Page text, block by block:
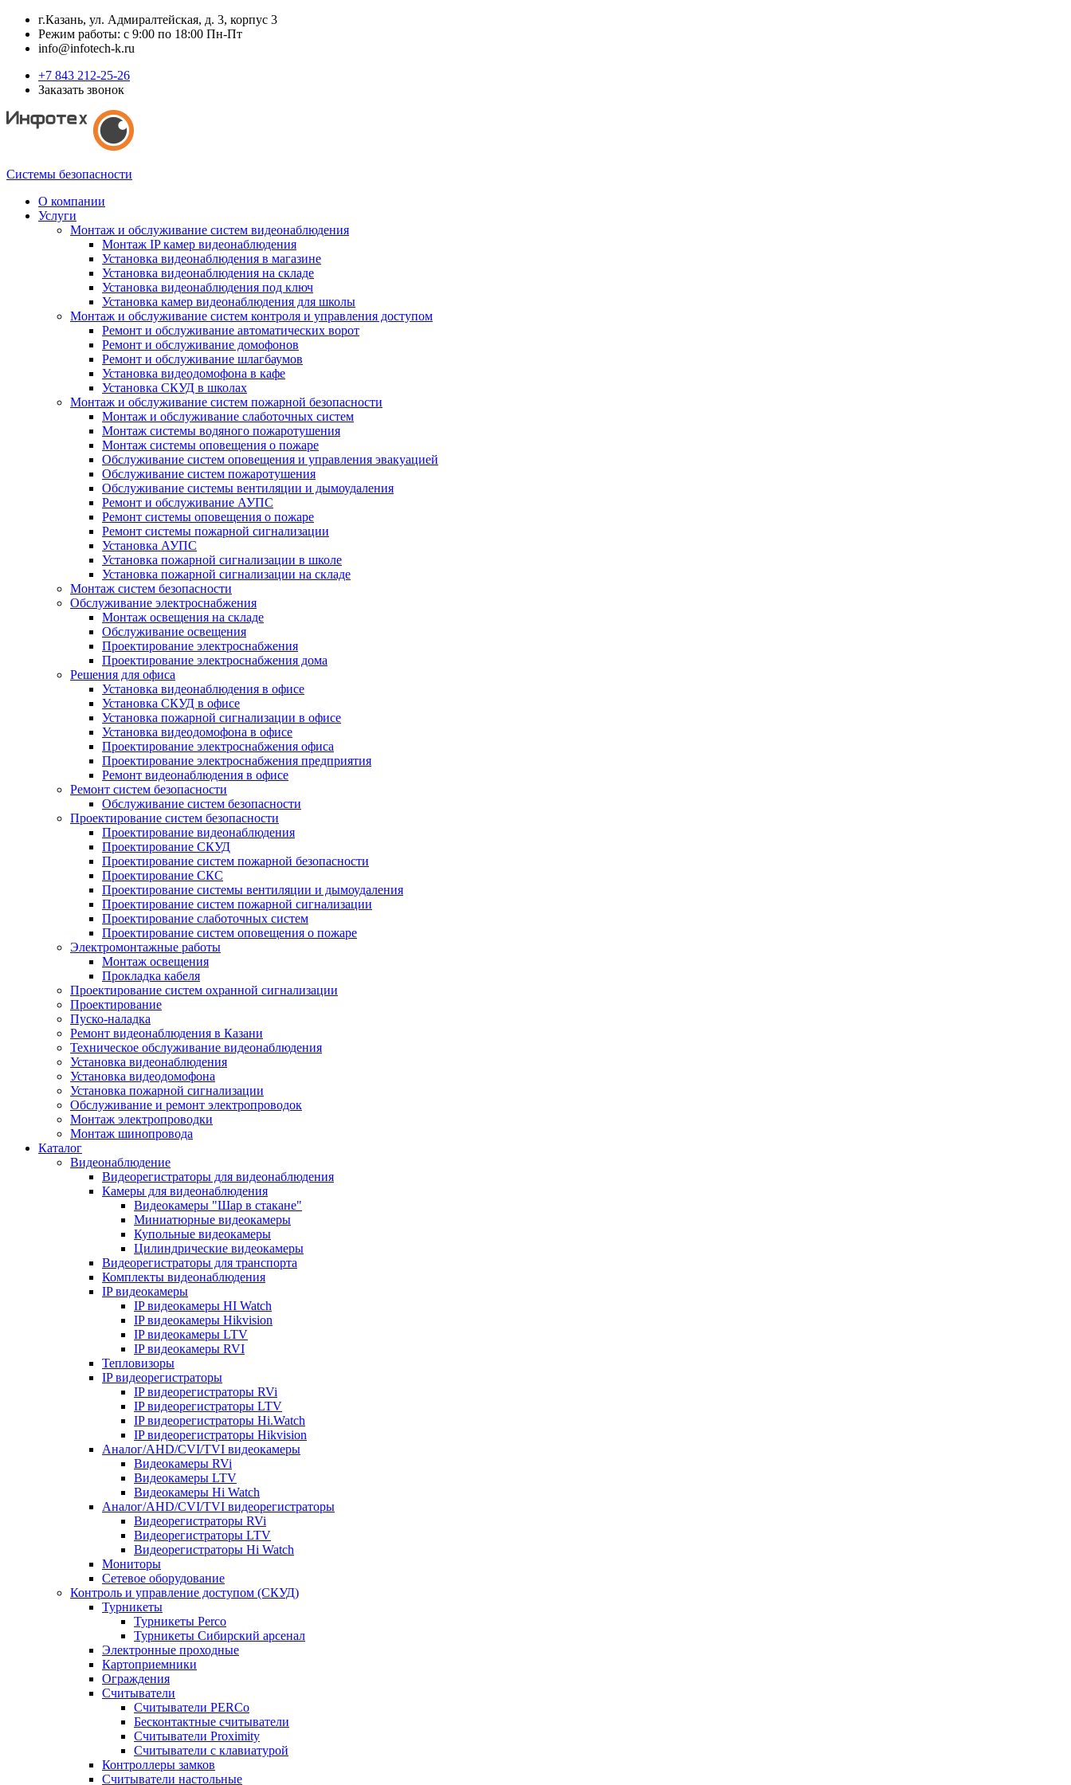
г.Казань, ул. Адмиралтейская, д. 3, корпус 3
Режим работы: с 9:00 по 18:00 Пн-Пт
info@infotech-k.ru
+7 843 212-25-26
Заказать звонок
Системы безопасности
О компании
Услуги
Монтаж и обслуживание систем видеонаблюдения
Монтаж IP камер видеонаблюдения
Установка видеонаблюдения в магазине
Установка видеонаблюдения на складе
Установка видеонаблюдения под ключ
Установка камер видеонаблюдения для школы
Монтаж и обслуживание систем контроля и управления доступом
Ремонт и обслуживание автоматических ворот
Ремонт и обслуживание домофонов
Ремонт и обслуживание шлагбаумов
Установка видеодомофона в кафе
Установка СКУД в школах
Монтаж и обслуживание систем пожарной безопасности
Монтаж и обслуживание слаботочных систем
Монтаж системы водяного пожаротушения
Монтаж системы оповещения о пожаре
Обслуживание систем оповещения и управления эвакуацией
Обслуживание систем пожаротушения
Обслуживание системы вентиляции и дымоудаления
Ремонт и обслуживание АУПС
Ремонт системы оповещения о пожаре
Ремонт системы пожарной сигнализации
Установка АУПС
Установка пожарной сигнализации в школе
Установка пожарной сигнализации на складе
Монтаж систем безопасности
Обслуживание электроснабжения
Монтаж освещения на складе
Обслуживание освещения
Проектирование электроснабжения
Проектирование электроснабжения дома
Решения для офиса
Установка видеонаблюдения в офисе
Установка СКУД в офисе
Установка пожарной сигнализации в офисе
Установка видеодомофона в офисе
Проектирование электроснабжения офиса
Проектирование электроснабжения предприятия
Ремонт видеонаблюдения в офисе
Ремонт систем безопасности
Обслуживание систем безопасности
Проектирование систем безопасности
Проектирование видеонаблюдения
Проектирование СКУД
Проектирование систем пожарной безопасности
Проектирование СКС
Проектирование системы вентиляции и дымоудаления
Проектирование систем пожарной сигнализации
Проектирование слаботочных систем
Проектирование систем оповещения о пожаре
Электромонтажные работы
Монтаж освещения
Прокладка кабеля
Проектирование систем охранной сигнализации
Проектирование
Пуско-наладка
Ремонт видеонаблюдения в Казани
Техническое обслуживание видеонаблюдения
Установка видеонаблюдения
Установка видеодомофона
Установка пожарной сигнализации
Обслуживание и ремонт электропроводок
Монтаж электропроводки
Монтаж шинопровода
Каталог
Видеонаблюдение
Видеорегистраторы для видеонаблюдения
Камеры для видеонаблюдения
Видеокамеры "Шар в стакане"
Миниатюрные видеокамеры
Купольные видеокамеры
Цилиндрические видеокамеры
Видеорегистраторы для транспорта
Комплекты видеонаблюдения
IP видеокамеры
IP видеокамеры HI Watch
IP видеокамеры Hikvision
IP видеокамеры LTV
IP видеокамеры RVI
Тепловизоры
IP видеорегистраторы
IP видеорегистраторы RVi
IP видеорегистраторы LTV
IP видеорегистраторы Hi.Watch
IP видеорегистраторы Hikvision
Аналог/AHD/CVI/TVI видеокамеры
Видеокамеры RVi
Видеокамеры LTV
Видеокамеры Hi Watch
Аналог/AHD/CVI/TVI видеорегистраторы
Видеорегистраторы RVi
Видеорегистраторы LTV
Видеорегистраторы Hi Watch
Мониторы
Сетевое оборудование
Контроль и управление доступом (СКУД)
Турникеты
Турникеты Perco
Турникеты Сибирский арсенал
Электронные проходные
Картоприемники
Ограждения
Считыватели
Считыватели PERCo
Бесконтактные считыватели
Считыватели Proximity
Считыватели с клавиатурой
Контроллеры замков
Считыватели настольные